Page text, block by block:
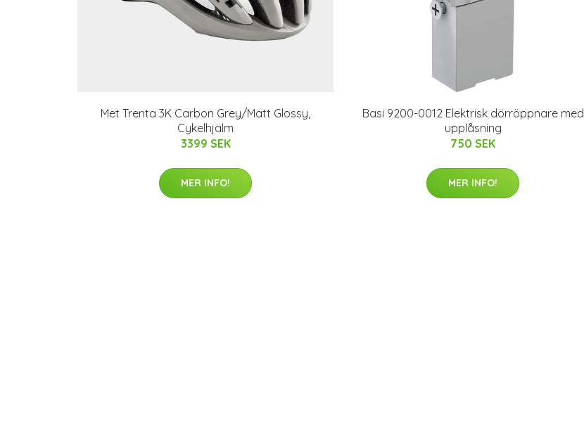
Met Trenta 3K Carbon Grey/Matt Glossy,
Cykelhjälm
3399 SEK
MER INFO!
Basi 9200-0012 Elektrisk dörröppnare med
upplåsning
750 SEK
MER INFO!